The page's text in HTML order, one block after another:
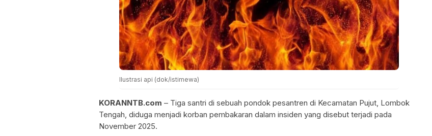
Ilustrasi api (dok/istimewa)
KORANNTB.com – Tiga santri di sebuah pondok pesantren di Kecamatan Pujut, Lombok
Tengah, diduga menjadi korban pembakaran dalam insiden yang disebut terjadi pada
November 2025.